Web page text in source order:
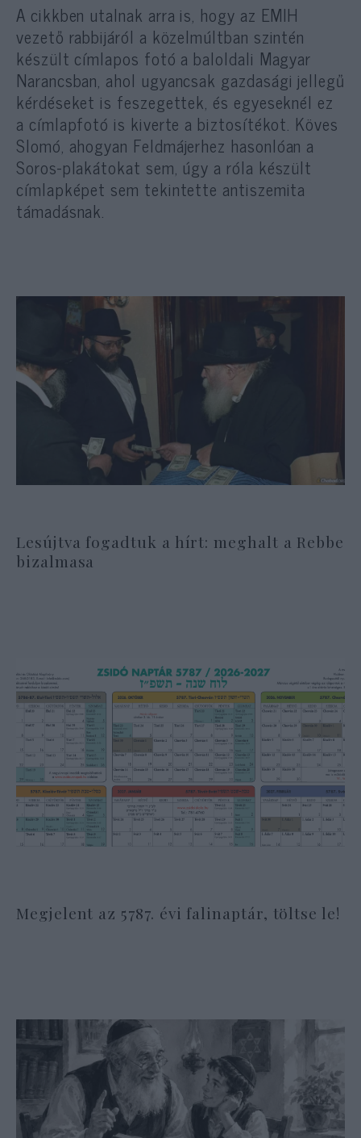
A cikkben utalnak arra is, hogy az EMIH
vezető rabbijáról a közelmúltban szintén
készült címlapos fotó a baloldali Magyar
Narancsban, ahol ugyancsak gazdasági jellegű
kérdéseket is feszegettek, és egyeseknél ez
a címlapfotó is kiverte a biztosítékot. Köves
Slomó, ahogyan Feldmájerhez hasonlóan a
Soros-plakátokat sem, úgy a róla készült
címlapképet sem tekintette antiszemita
támadásnak.
Lesújtva fogadtuk a hírt: meghalt a Rebbe
bizalmasa
Megjelent az 5787. évi falinaptár, töltse le!